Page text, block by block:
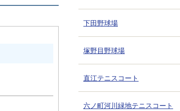
下田野球場
塚野目野球場
直江テニスコート
六ノ町河川緑地テニスコート